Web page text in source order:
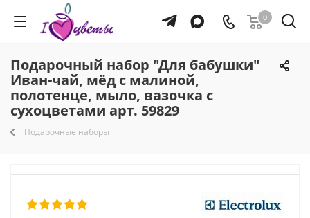
0
Подарочный набор "Для бабушки"
Иван-чай, мёд с малиной,
полотенце, мыло, вазочка с
сухоцветами арт. 59829
Подарочные наборы